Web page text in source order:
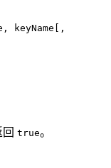
keyName[,
true。